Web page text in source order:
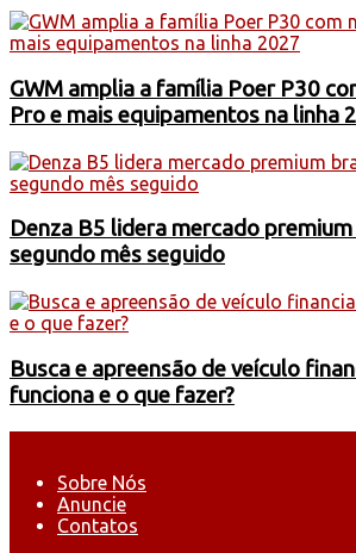
GWM amplia a família Poer P30
Pro e mais equipamentos na linha
Denza B5 lidera mercado
segundo mês seguido
Busca e apreensão de veículo
funciona e o que fazer?
Sobre Nós
Anuncie
Contatos